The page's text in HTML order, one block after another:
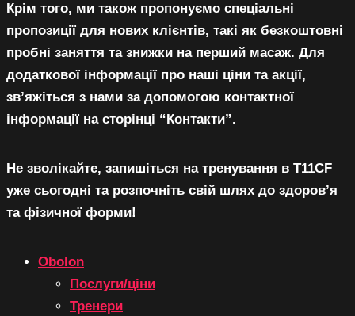
Крім того, ми також пропонуємо спеціальні
пропозиції для нових клієнтів, такі як безкоштовні
пробні заняття та знижки на перший масаж. Для
додаткової інформації про наші ціни та акції,
зв’яжіться з нами за допомогою контактної
інформації на сторінці “Контакти”.
Не зволікайте, запишіться на тренування в T11CF
уже сьогодні та розпочніть свій шлях до здоров’я
та фізичної форми!
Obolon
Послуги/ціни
Тренери